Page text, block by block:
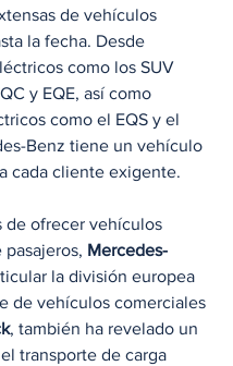
de vehículos
la fecha. Desde
como los SUV
y EQE, así como
como el EQS y el
Benz tiene un vehículo
cada cliente exigente.
de ofrecer vehículos
Mercedes-
la división europea
de vehículos comerciales
, también ha revelado un
transporte de carga